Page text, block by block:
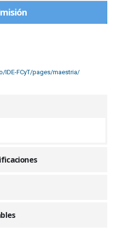
IDE-FCyT/pages/maestria/